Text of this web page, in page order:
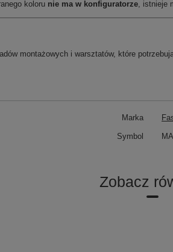
koloru nie ma w konfiguratorze, istnieje
montażowych i warsztatów, które
Marka
Symbol
Zobacz